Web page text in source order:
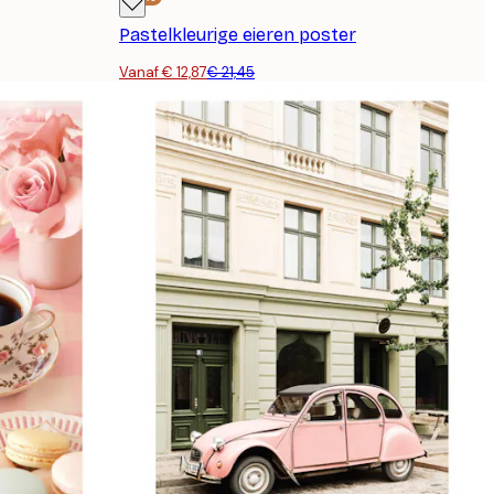
Pastelkleurige eieren poster
Vanaf € 12,87€ 21,45